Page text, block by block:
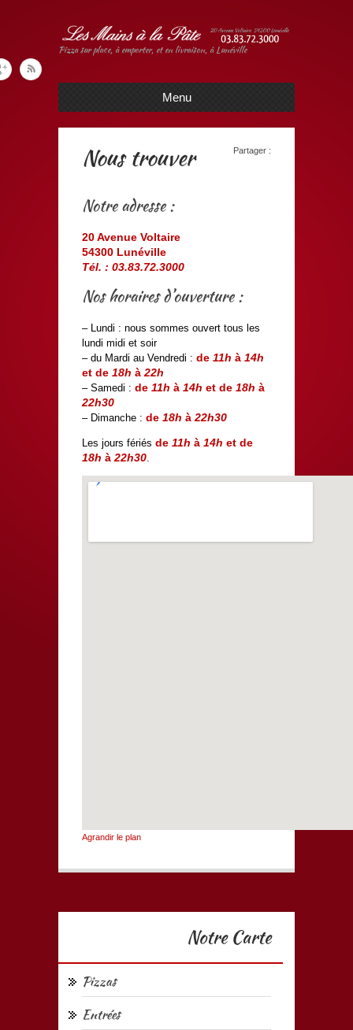
Pizza sur place, à emporter, et en livraison, à Lunéville
Menu
Partager :
Nous trouver
Notre adresse :
20 Avenue Voltaire
54300 Lunéville
Tél. : 03.83.72.3000
Nos horaires d’ouverture :
– Lundi : nous sommes ouvert tous les
lundi midi et soir
– du Mardi au Vendredi : de 11h à 14h
et de 18h à 22h
– Samedi : de 11h à 14h et de 18h à
22h30
– Dimanche : de 18h à 22h30
Les jours fériés de 11h à 14h et de
18h à 22h30
Agrandir le plan
Notre Carte
Pizzas
Entrées